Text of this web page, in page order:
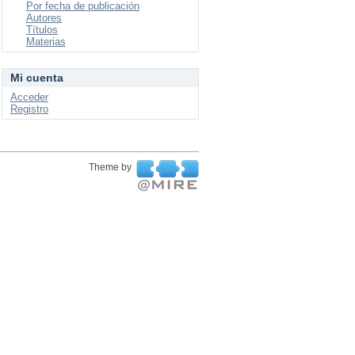
Por fecha de publicación
Autores
Títulos
Materias
Mi cuenta
Acceder
Registro
Theme by